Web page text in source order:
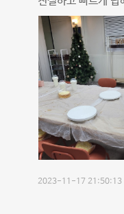
2023-11-17 21:50:13